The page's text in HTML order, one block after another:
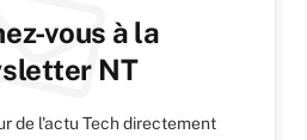
vous à la
NT
de l'actu Tech directement